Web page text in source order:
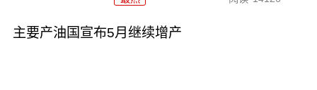
主要产油国宣布5月继续增产